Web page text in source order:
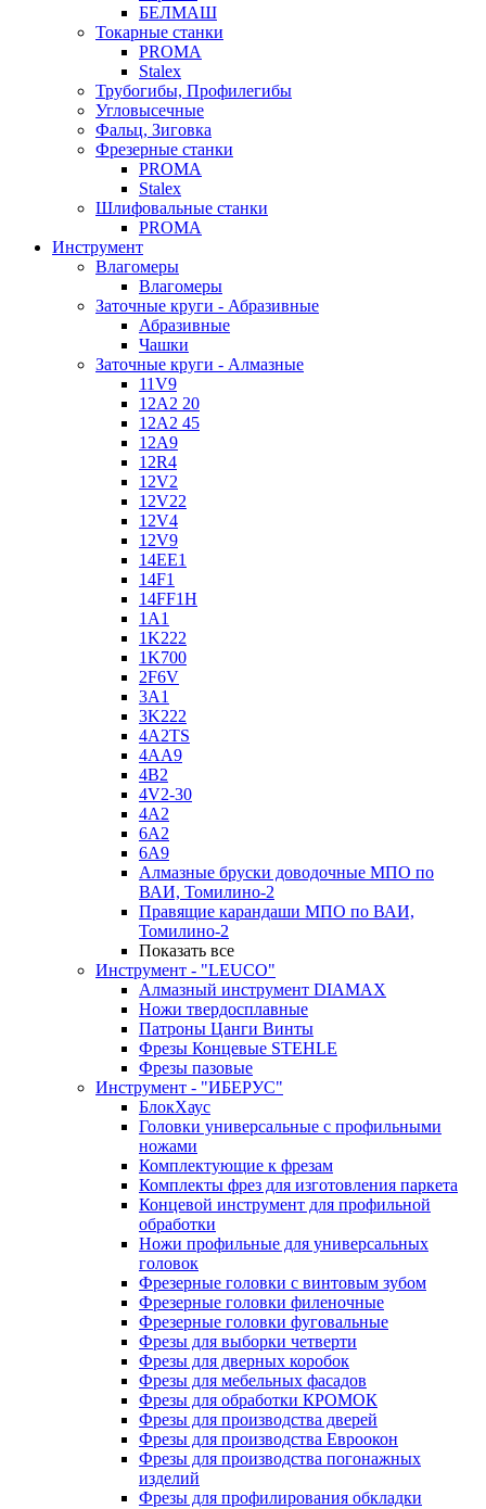
БЕЛМАШ
Токарные станки
PROMA
Stalex
Трубогибы, Профилегибы
Угловысечные
Фальц, Зиговка
Фрезерные станки
PROMA
Stalex
Шлифовальные станки
PROMA
Инструмент
Влагомеры
Влагомеры
Заточные круги - Абразивные
Абразивные
Чашки
Заточные круги - Алмазные
11V9
12A2 20
12A2 45
12A9
12R4
12V2
12V22
12V4
12V9
14EE1
14F1
14FF1H
1A1
1K222
1K700
2F6V
3A1
3K222
4A2TS
4AA9
4B2
4V2-30
4А2
6A2
6A9
Алмазные бруски доводочные МПО по
ВАИ, Томилино-2
Правящие карандаши МПО по ВАИ,
Томилино-2
Показать все
Инструмент - "LEUCO"
Алмазный инструмент DIAMAX
Ножи твердосплавные
Патроны Цанги Винты
Фрезы Концевые STEHLE
Фрезы пазовые
Инструмент - "ИБЕРУС"
БлокХаус
Головки универсальные с профильными
ножами
Комплектующие к фрезам
Комплекты фрез для изготовления паркета
Концевой инструмент для профильной
обработки
Ножи профильные для универсальных
головок
Фрезерные головки с винтовым зубом
Фрезерные головки филеночные
Фрезерные головки фуговальные
Фрезы для выборки четверти
Фрезы для дверных коробок
Фрезы для мебельных фасадов
Фрезы для обработки КРОМОК
Фрезы для производства дверей
Фрезы для производства Евроокон
Фрезы для производства погонажных
изделий
Фрезы для профилирования обкладки